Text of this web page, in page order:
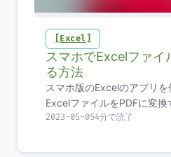
Excel
スマホでExcelファイ
る方法
スマホ版のExcelのアプリ
ExcelファイルをPDFに変
2023-05-054分で読了